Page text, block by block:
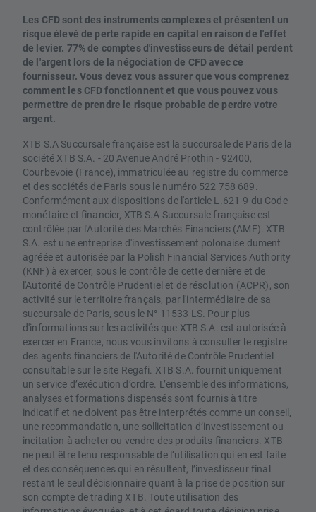
Les CFD sont des instruments complexes et présentent un
risque élevé de perte rapide en capital en raison de l'effet
de levier. 77% de comptes d'investisseurs de détail perdent
de l'argent lors de la négociation de CFD avec ce
fournisseur. Vous devez vous assurer que vous comprenez
comment les CFD fonctionnent et que vous pouvez vous
permettre de prendre le risque probable de perdre votre
argent.
XTB S.A Succursale française est la succursale de Paris de la
société XTB S.A. - 20 Avenue André Prothin - 92400,
Courbevoie (France), immatriculée au registre du commerce
et des sociétés de Paris sous le numéro 522 758 689.
Conformément aux dispositions de l'article L.621-9 du Code
monétaire et financier, XTB S.A Succursale française est
contrôlée par l'Autorité des Marchés Financiers (AMF). XTB
S.A. est une entreprise d'investissement polonaise dument
agréée et autorisée par la Polish Financial Services Authority
(KNF) à exercer, sous le contrôle de cette dernière et de
l'Autorité de Contrôle Prudentiel et de résolution (ACPR), son
activité sur le territoire français, par l'intermédiaire de sa
succursale de Paris, sous le N° 11533 LS. Pour plus
d'informations sur les activités que XTB S.A. est autorisée à
exercer en France, nous vous invitons à consulter le registre
des agents financiers de l'Autorité de Contrôle Prudentiel
consultable sur le site Regafi. XTB S.A. fournit uniquement
un service d’exécution d’ordre. L’ensemble des informations,
analyses et formations dispensés sont fournis à titre
indicatif et ne doivent pas être interprétés comme un conseil,
une recommandation, une sollicitation d’investissement ou
incitation à acheter ou vendre des produits financiers. XTB
ne peut être tenu responsable de l’utilisation qui en est faite
et des conséquences qui en résultent, l’investisseur final
restant le seul décisionnaire quant à la prise de position sur
son compte de trading XTB. Toute utilisation des